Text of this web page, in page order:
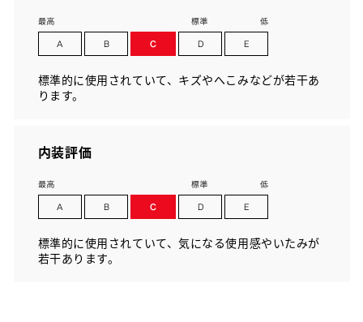
標準的に使用されていて、キズやへこみなどが若干あ
ります。
内装評価
標準的に使用されていて、気になる使用感やいたみが
若干あります。